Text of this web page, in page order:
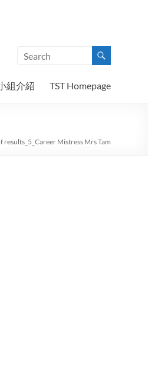
組介紹 TST Homepage
results_5_Career Mistress Mrs Tam